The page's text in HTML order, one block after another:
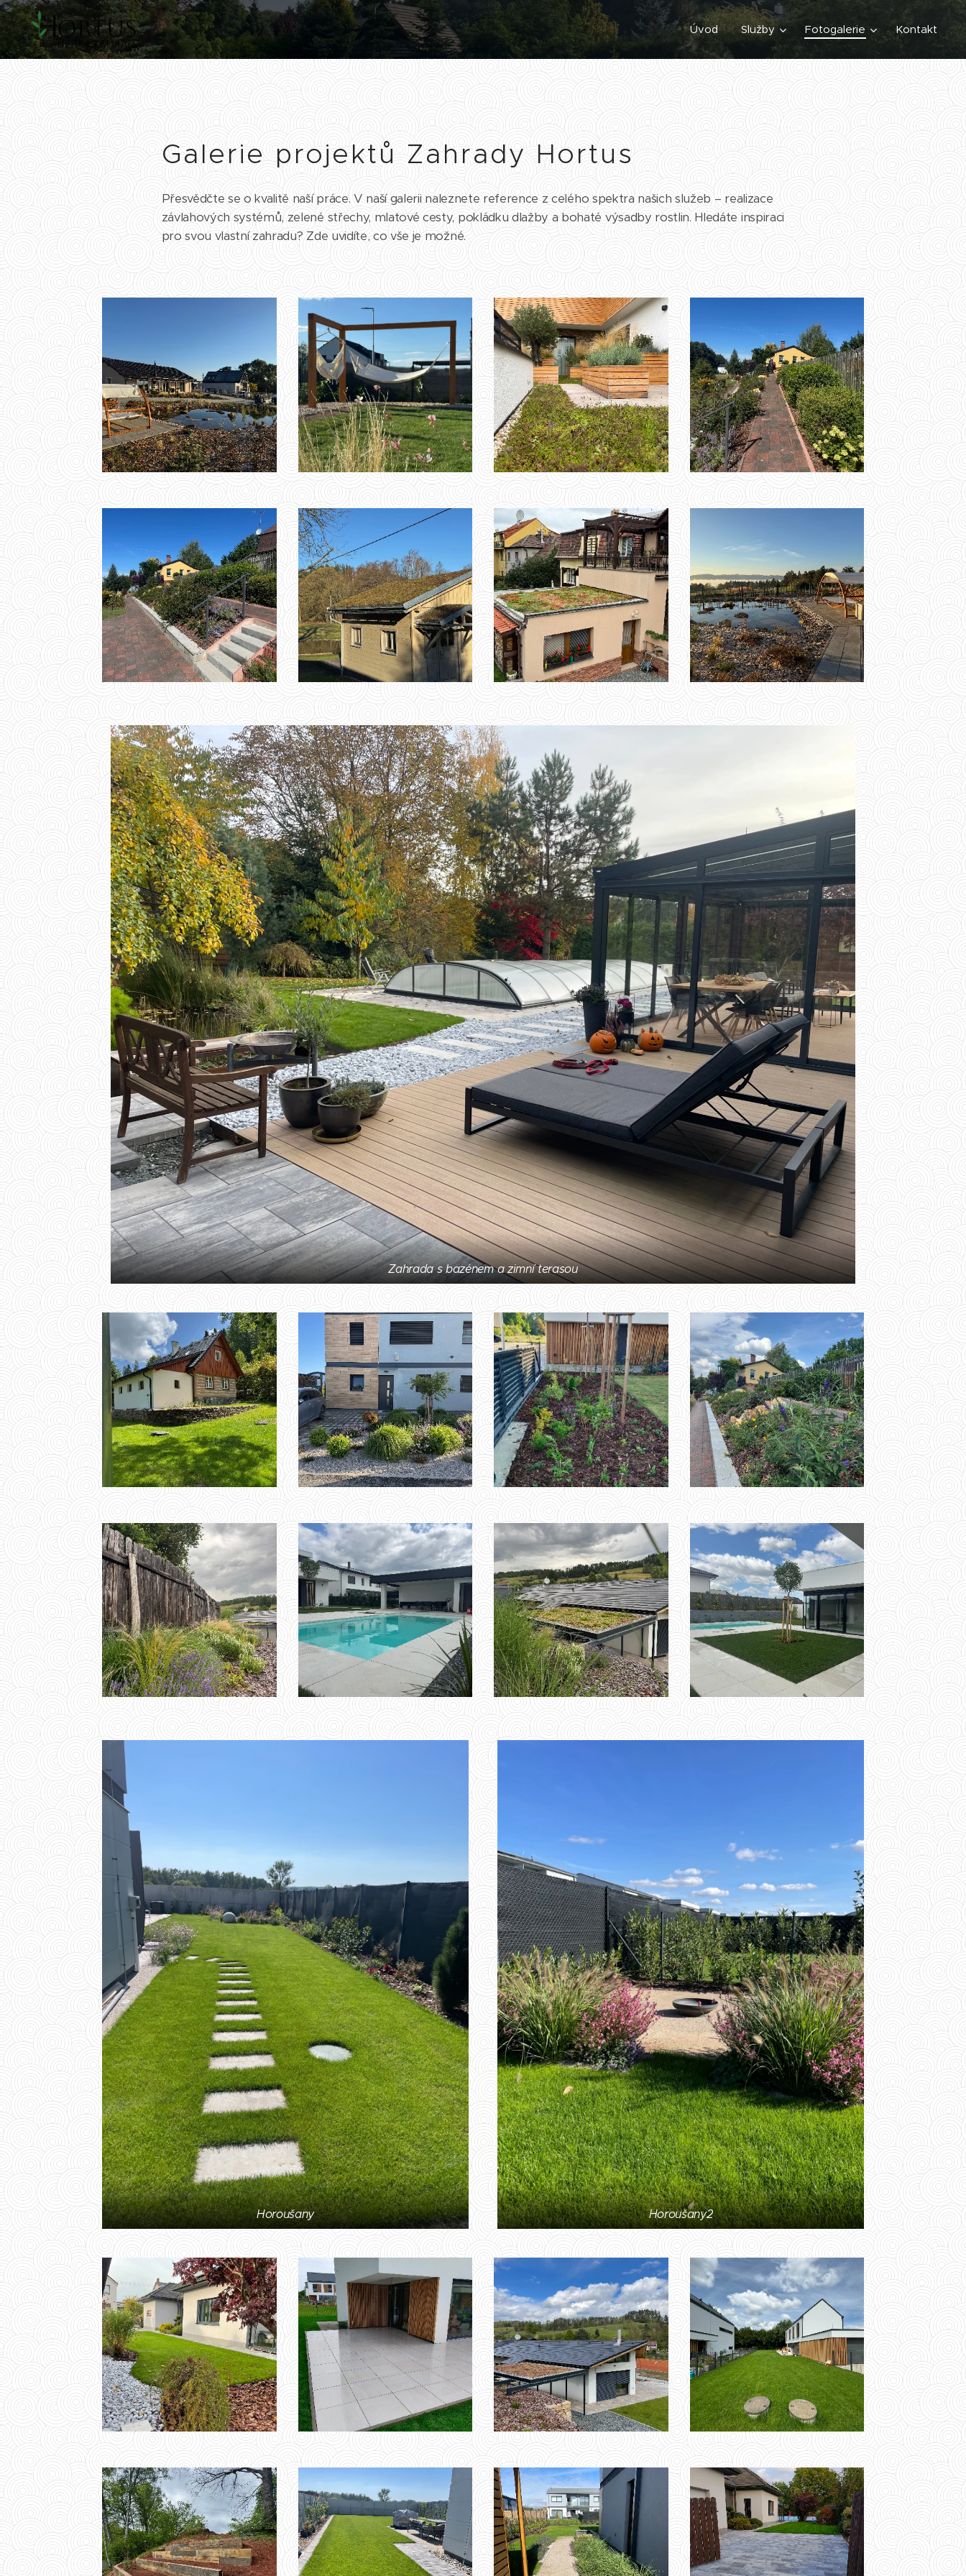
Úvod Služby Fotogalerie Kontakt
Galerie projektů Zahrady Hortus
Přesvědčte se o kvalitě naší práce. V naší galerii naleznete reference z celého spektra našich služeb – realizace
závlahových systémů, zelené střechy, mlatové cesty, pokládku dlažby a bohaté výsadby rostlin. Hledáte inspiraci
pro svou vlastní zahradu? Zde uvidíte, co vše je možné.
Zahrada s bazénem a zimní terasou
Horoušany Horoušany2